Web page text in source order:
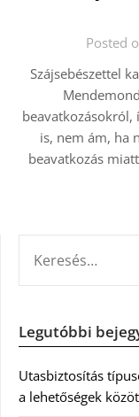
Posted
Szájsebészettel
beavatkozásokról,
is, nem ám, ha
beavatkozás
Legutóbbi
Utasbiztosítás
a lehetőségek